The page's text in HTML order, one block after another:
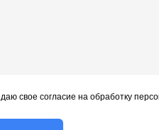
свое согласие на обработку